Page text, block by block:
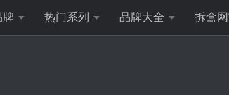
牌 热门系列 品牌大全 拆盒